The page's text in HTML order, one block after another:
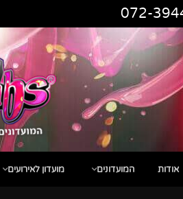
072-
אודות המועדונים מועדון לאירועים